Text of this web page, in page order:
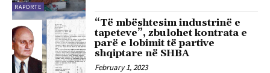
RAPORTE
“Të mbështesim industrinë e
tapeteve”, zbulohet kontrata e
parë e lobimit të partive
shqiptare në SHBA
February 1, 2023